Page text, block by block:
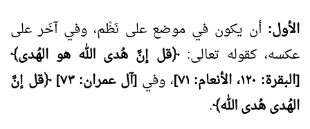
الأول: أن يكون في موضع على نَظْم، وفي آخَر على
عكسه، كقوله تعالى: ﴿قل إنَّ هُدى الله هو الهُدى﴾
[البقرة: ١٢٠، الأنعام: ٧١]
، وفي
[آل عمران: ٧٣] ﴿قل إنَّ
الهُدى هُدى الله﴾.